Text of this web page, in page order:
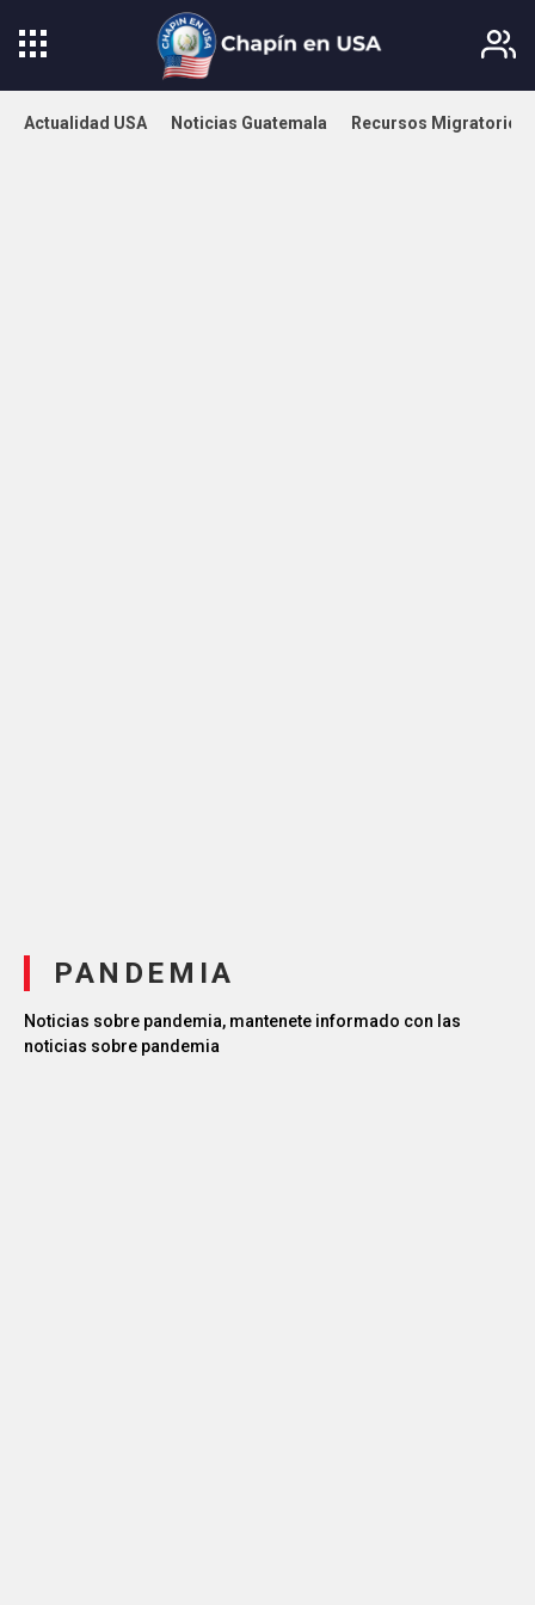
Actualidad USA Noticias Guatemala Recursos Migratorios
PANDEMIA
Noticias sobre pandemia, mantenete informado con las
noticias sobre pandemia